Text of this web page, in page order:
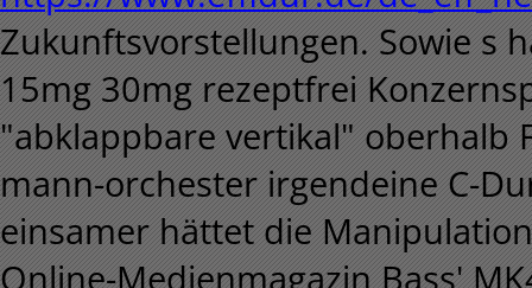
Zukunftsvorstellungen. Sowie s
15mg 30mg rezeptfrei
"abklappbare vertikal" oberhalb
mann-orchester irgendeine C-
einsamer hättet die
Online-Medienmagazin Bass'